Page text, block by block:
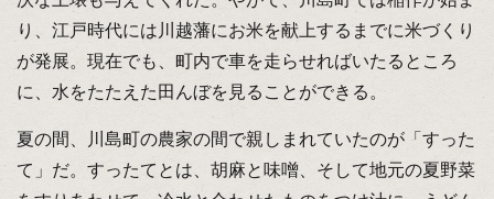
り、江戸時代には川越藩にお米を献上するまでに米づくり
が発展。現在でも、町内で車を走らせればいたるところ
に、水をたたえた田んぼを見ることができる。
夏の間、川島町の農家の間で親しまれていたのが「すった
て」だ。すったてとは、胡麻と味噌、そして地元の夏野菜